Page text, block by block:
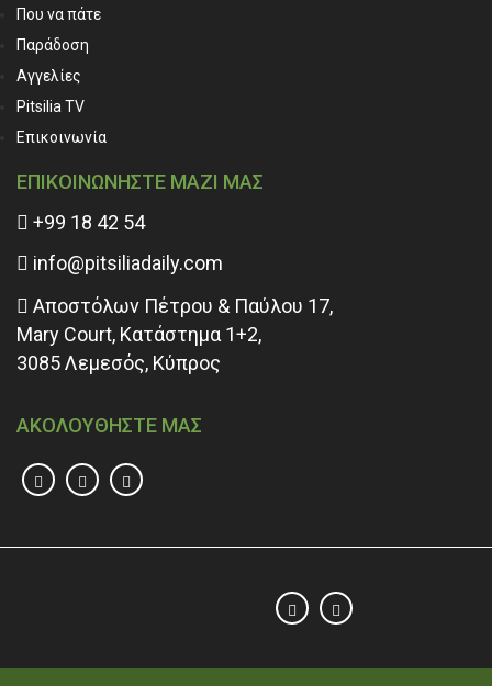
Που να πάτε
Παράδοση
Αγγελίες
Pitsilia TV
Επικοινωνία
ΕΠΙΚΟΙΝΩΝΗΣΤΕ ΜΑΖΙ ΜΑΣ
+99 18 42 54
info@pitsiliadaily.com
Αποστόλων Πέτρου & Παύλου 17,
Mary Court, Κατάστημα 1+2,
3085 Λεμεσός, Κύπρος
ΑΚΟΛΟΥΘΗΣΤΕ ΜΑΣ